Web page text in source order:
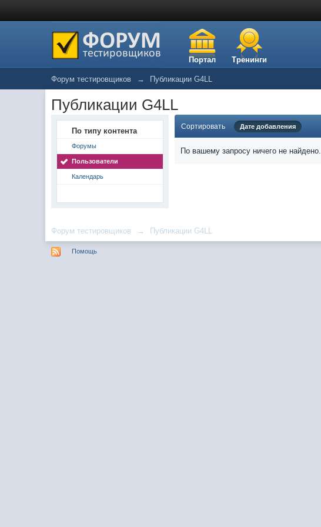
Портал Тренинги
Форум тестировщиков → Публикации G4LL
Публикации G4LL
По типу контента
Форумы
Пользователи
Календарь
Сортировать Дате добавления
По вашему запросу ничего не найдено.
Форум тестировщиков → Публикации G4LL
Помощь